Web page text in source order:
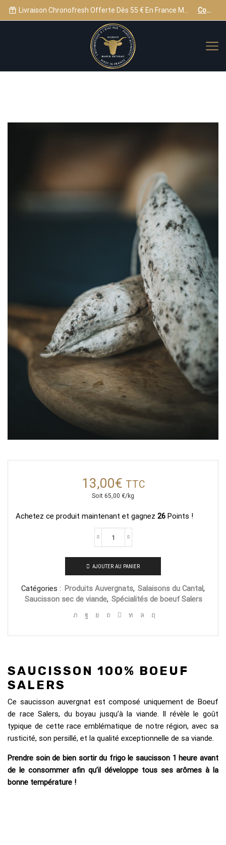
Commandez
13,00€ TTC
Soit 65,00 €/kg
Achetez ce produit maintenant et gagnez 26 Points !
quantité
Saucisson
100%
Boeuf
Salers
AJOUTER AU PANIER
Catégories : Produits Auvergnats, Salaisons du Cantal,
Saucisson sec de viande, Spécialités de boeuf Salers
SAUCISSON 100% BOEUF
SALERS
Ce saucisson auvergnat est composé uniquement de Boeuf
de race Salers, du boyau jusqu’à la viande. Il révèle le goût
typique de cette race emblématique de notre région, avec sa
rusticité, son persillé, et la qualité exceptionnelle de sa viande.
Prendre soin de bien sortir du frigo le saucisson 1 heure avant
de le consommer afin qu’il développe tous ses arômes à la
bonne température !